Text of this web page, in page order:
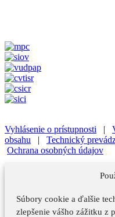
Súbory cookie a ďalšie
zlepšenie vášho zážitku z
Vyhlásenie o prístupnosti |
obsahu | Technický
Ochrana osobných údajov
Technický prevádzkovateľ
údajov